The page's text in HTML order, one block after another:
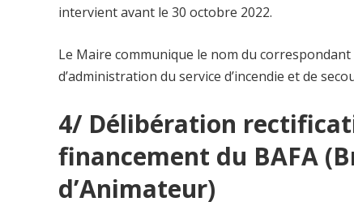
intervient avant le 30 octobre 2022.
Le Maire communique le nom du
d’administration du service d’incendie et de
4/ Délibération
financement du BAFA
d’Animateur)